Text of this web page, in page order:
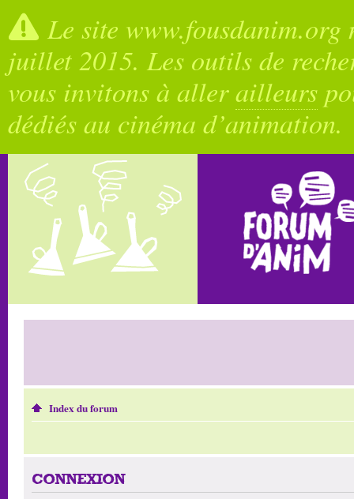
Le site
juillet 2015. Les outils de
vous invitons à allerailleurs
dédiés au cinéma d’animation.
Index du forum
CONNEXION